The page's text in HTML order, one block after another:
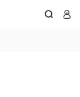
 